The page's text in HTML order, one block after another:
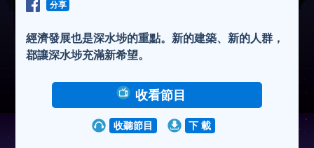
分享
經濟發展也是深水埗的重點。新的建築、新的人群，
鄀讓深水埗充滿新希望。
收看節目
收聽節目 下 載